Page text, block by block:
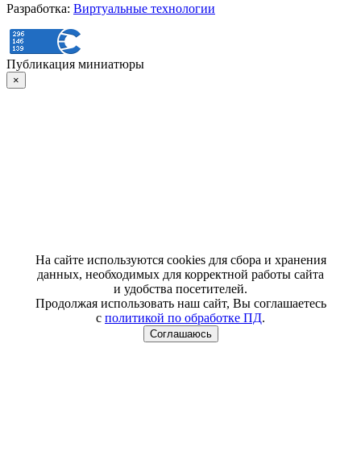
Разработка: Виртуальные технологии
Публикация миниатюры
×
На сайте используются cookies для сбора и хранения
данных, необходимых для корректной работы сайта
и удобства посетителей.
Продолжая использовать наш сайт, Вы соглашаетесь
с политикой по обработке ПД.
Соглашаюсь